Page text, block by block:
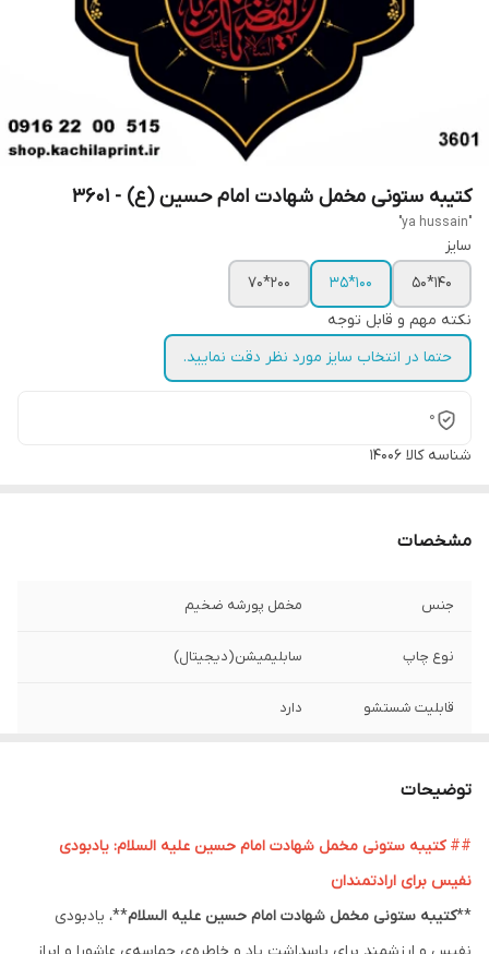
کتیبه ستونی مخمل شهادت امام حسین (ع) - 3601
"ya hussain"
سایز
140*50
100*35
200*70
نکته مهم و قابل توجه
حتما در انتخاب سایز مورد نظر دقت نمایید.
0
شناسه کالا 14006
مشخصات
جنس مخمل پورشه ضخیم
نوع چاپ سابلیمیشن(دیجیتال)
قابلیت شستشو دارد
کشور
توضیحات
## کتیبه ستونی مخمل شهادت امام حسین علیه السلام: یادبودی
نفیس برای ارادتمندان
**کتیبه ستونی مخمل شهادت امام حسین علیه السلام**، یادبودی